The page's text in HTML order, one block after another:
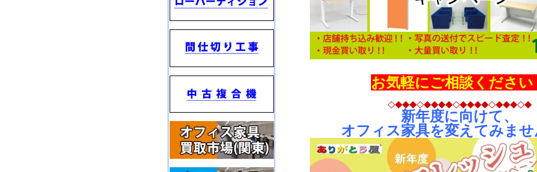
お気軽にご相談ください
◇◆◆◆◇◆◆◆◆◇◆◆◆◆◇◆◆◆◇◆
新年度に向けて、
オフィス家具を変えてみま